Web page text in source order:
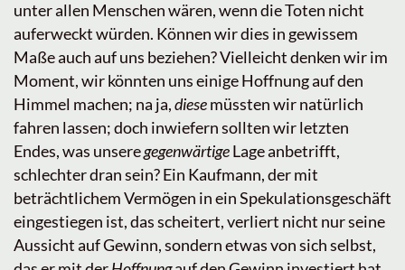
unter allen Menschen wären, wenn die Toten nicht
auferweckt würden. Können wir dies in gewissem
Maße auch auf uns beziehen? Vielleicht denken wir im
Moment, wir könnten uns einige Hoffnung auf den
Himmel machen; na ja,diesemüssten wir natürlich
fahren lassen; doch inwiefern sollten wir letzten
Endes, was unseregegenwärtigeLage anbetrifft,
schlechter dran sein? Ein Kaufmann, der mit
beträchtlichem Vermögen in ein Spekulationsgeschäft
eingestiegen ist, das scheitert, verliert nicht nur seine
Aussicht auf Gewinn, sondern etwas von sich selbst,